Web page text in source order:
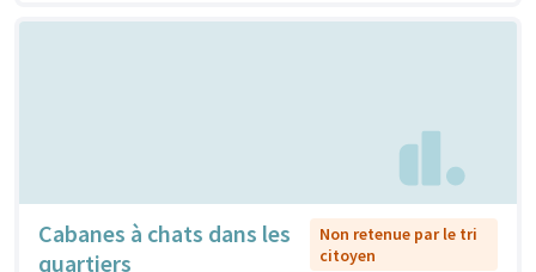
Cabanes à chats dans les
quartiers
Non retenue par le tri
citoyen